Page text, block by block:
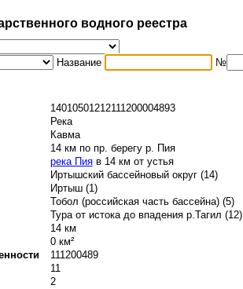
водного реестра
Название №
14010501212111200004893
Река
Кавма
14 км по пр. берегу р. Пия
река Пияв 14 км от устья
Иртышский бассейновый округ (14)
Иртыш (1)
Тобол (российская часть бассейна) (5)
Тура от истока до впадения р.Тагил (12)
14 км
0 км²
111200489
11
2